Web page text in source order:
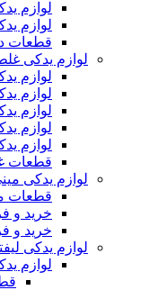
لوازم یدکی
لوازم یدکی
قطعات دامپتراک
لوازم یدکی غلطک
لوازم یدکی غلطک
لوازم یدکی غلطک
لوازم یدکی غلطک
لوازم یدکی غلطک
لوازم یدکی غلطک
قطعات غلطک هپکو
لوازم یدکی مینی لودر
قطعات مینی لودر
خرید و فروش
خرید و فروش
لوازم یدکی لیفتراک
لوازم یدکی
قطعات